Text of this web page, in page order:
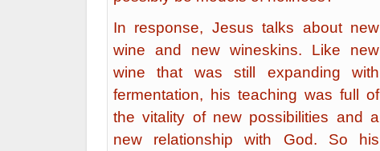
In response, Jesus talks about new
wine and new wineskins. Like new
wine that was still expanding with
fermentation, his teaching was full of
the vitality of new possibilities and a
new relationship with God. So his